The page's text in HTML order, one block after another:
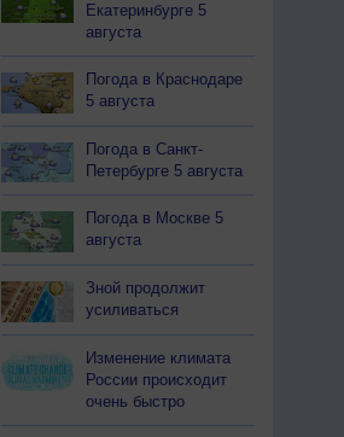
Екатеринбурге 5
августа
Погода в Краснодаре
5 августа
Погода в Санкт-
Петербурге 5 августа
Погода в Москве 5
августа
Зной продолжит
усиливаться
Изменение климата
России происходит
очень быстро